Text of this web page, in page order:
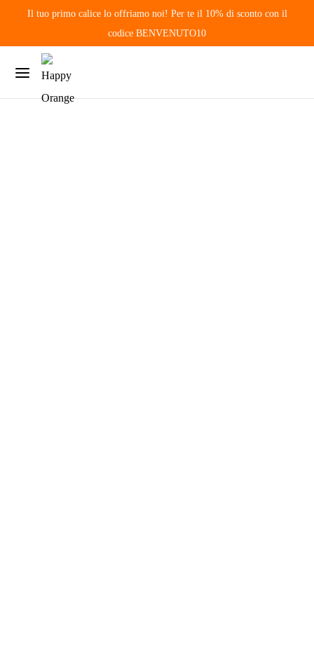
Il tuo primo calice lo offriamo noi! Per te il 10% di sconto con il
codice BENVENUTO10
By
Agosto
2023